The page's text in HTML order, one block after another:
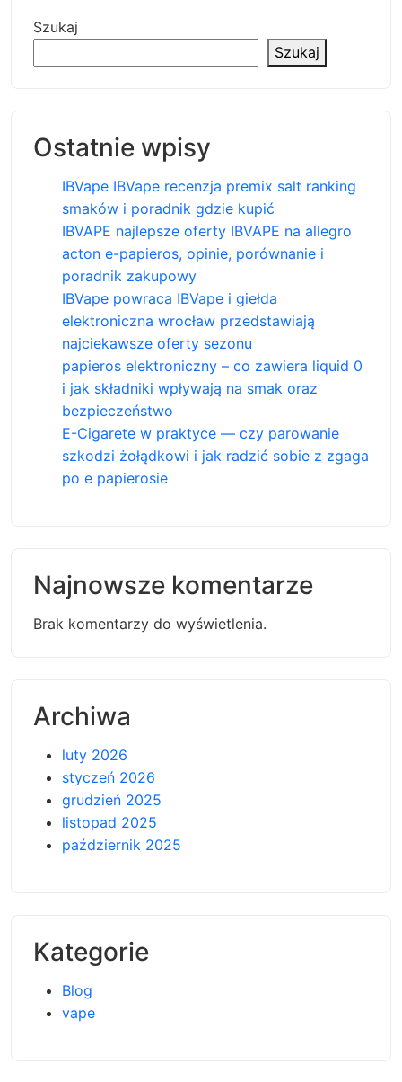
Szukaj
Szukaj
Ostatnie wpisy
IBVape IBVape recenzja premix salt ranking
smaków i poradnik gdzie kupić
IBVAPE najlepsze oferty IBVAPE na allegro
acton e-papieros, opinie, porównanie i
poradnik zakupowy
IBVape powraca IBVape i giełda
elektroniczna wrocław przedstawiają
najciekawsze oferty sezonu
papieros elektroniczny – co zawiera liquid 0
i jak składniki wpływają na smak oraz
bezpieczeństwo
E-Cigarete w praktyce — czy parowanie
szkodzi żołądkowi i jak radzić sobie z zgaga
po e papierosie
Najnowsze komentarze
Brak komentarzy do wyświetlenia.
Archiwa
luty 2026
styczeń 2026
grudzień 2025
listopad 2025
październik 2025
Kategorie
Blog
vape